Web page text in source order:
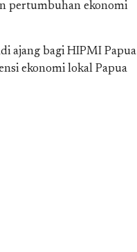
pertumbuhan ekonomi
ajang bagi HIPMI Papua
ekonomi lokal Papua